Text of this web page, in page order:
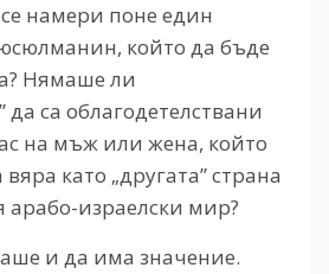
намери поне един
който да бъде
Нямаше ли
са облагодетелствани
на мъж или жена, който
като „другата” страна
израелски мир?
и да има значение.